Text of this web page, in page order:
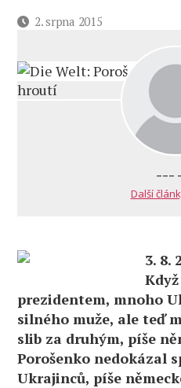
Datum2. srpna 2015
---
Další
3. 8.
prezidentem, mnoho
silného muže, ale teď
slib za druhým, píše
Porošenko nedokázal
Ukrajinců, píše